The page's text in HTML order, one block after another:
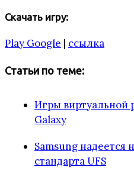
Скачать игру:
Play Google | ссылка
Статьи по теме:
Игры виртуальной
Galaxy
Samsung надеется
стандарта UFS